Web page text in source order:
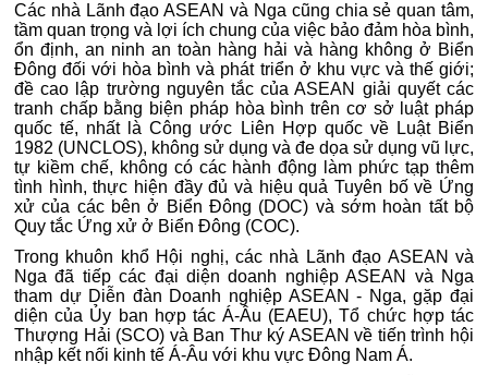
Các nhà Lãnh đạo ASEAN và Nga cũng chia sẻ quan tâm,
tầm quan trọng và lợi ích chung của việc bảo đảm hòa bình,
ổn định, an ninh an toàn hàng hải và hàng không ở Biển
Đông đối với hòa bình và phát triển ở khu vực và thế giới;
đề cao lập trường nguyên tắc của ASEAN giải quyết các
tranh chấp bằng biện pháp hòa bình trên cơ sở luật pháp
quốc tế, nhất là Công ước Liên Hợp quốc về Luật Biển
1982 (UNCLOS), không sử dụng và đe dọa sử dụng vũ lực,
tự kiềm chế, không có các hành động làm phức tạp thêm
tình hình, thực hiện đầy đủ và hiệu quả Tuyên bố về Ứng
xử của các bên ở Biển Đông (DOC) và sớm hoàn tất bộ
Quy tắc Ứng xử ở Biển Đông (COC).
Trong khuôn khổ Hội nghị, các nhà Lãnh đạo ASEAN và
Nga đã tiếp các đại diện doanh nghiệp ASEAN và Nga
tham dự Diễn đàn Doanh nghiệp ASEAN - Nga, gặp đại
diện của Ủy ban hợp tác Á-Âu (EAEU), Tổ chức hợp tác
Thượng Hải (SCO) và Ban Thư ký ASEAN về tiến trình hội
nhập kết nối kinh tế Á-Âu với khu vực Đông Nam Á.